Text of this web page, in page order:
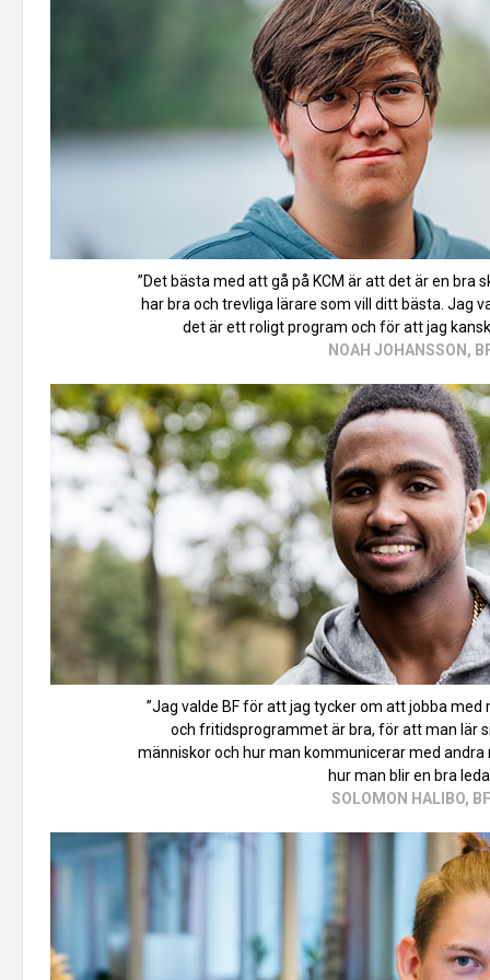
”Det bästa med att gå på KCM är att det är en bra
har bra och trevliga lärare som vill ditt bästa. Jag
det är ett roligt program och för att jag
NOAH JOHANSSON,
”Jag valde BF för att jag tycker om att jobba med
och fritidsprogrammet är bra, för att man lär
människor och hur man kommunicerar med andra
hur man blir en bra
SOLOMON HALIBO,